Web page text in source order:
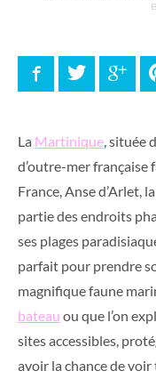
FacebookTwitter
La Martinique, située
d’outre-mer
France, Anse d’Arlet,
partie des endroits
ses plages
parfait pour prendre
magnifique faune
bateau ou que l’on
sites accessibles,
avoir la chance de